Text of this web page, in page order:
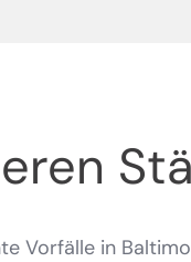
Vorfälle in